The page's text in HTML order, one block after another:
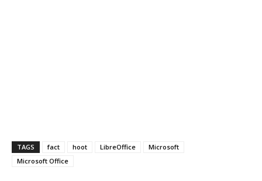
TAGS fact hoot LibreOffice
Microsoft
Microsoft Office